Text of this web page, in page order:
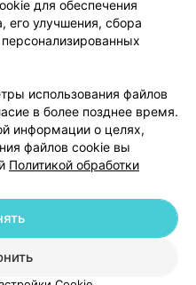
Способы оплаты
Партнеры
103.by
cookie
данных
| 220012, Республика Беларусь,
2, пом. 16 | help@103.by
для обеспечения
его улучшения, сбора
использования файлов
в более позднее время.
информации о целях,
файлов cookie вы
Политикой обработки